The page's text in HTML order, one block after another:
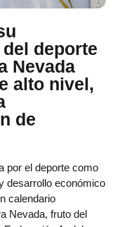
deporte
Nevada
alto nivel,
de
por el deporte como
desarrollo económico
calendario
Nevada, fruto del